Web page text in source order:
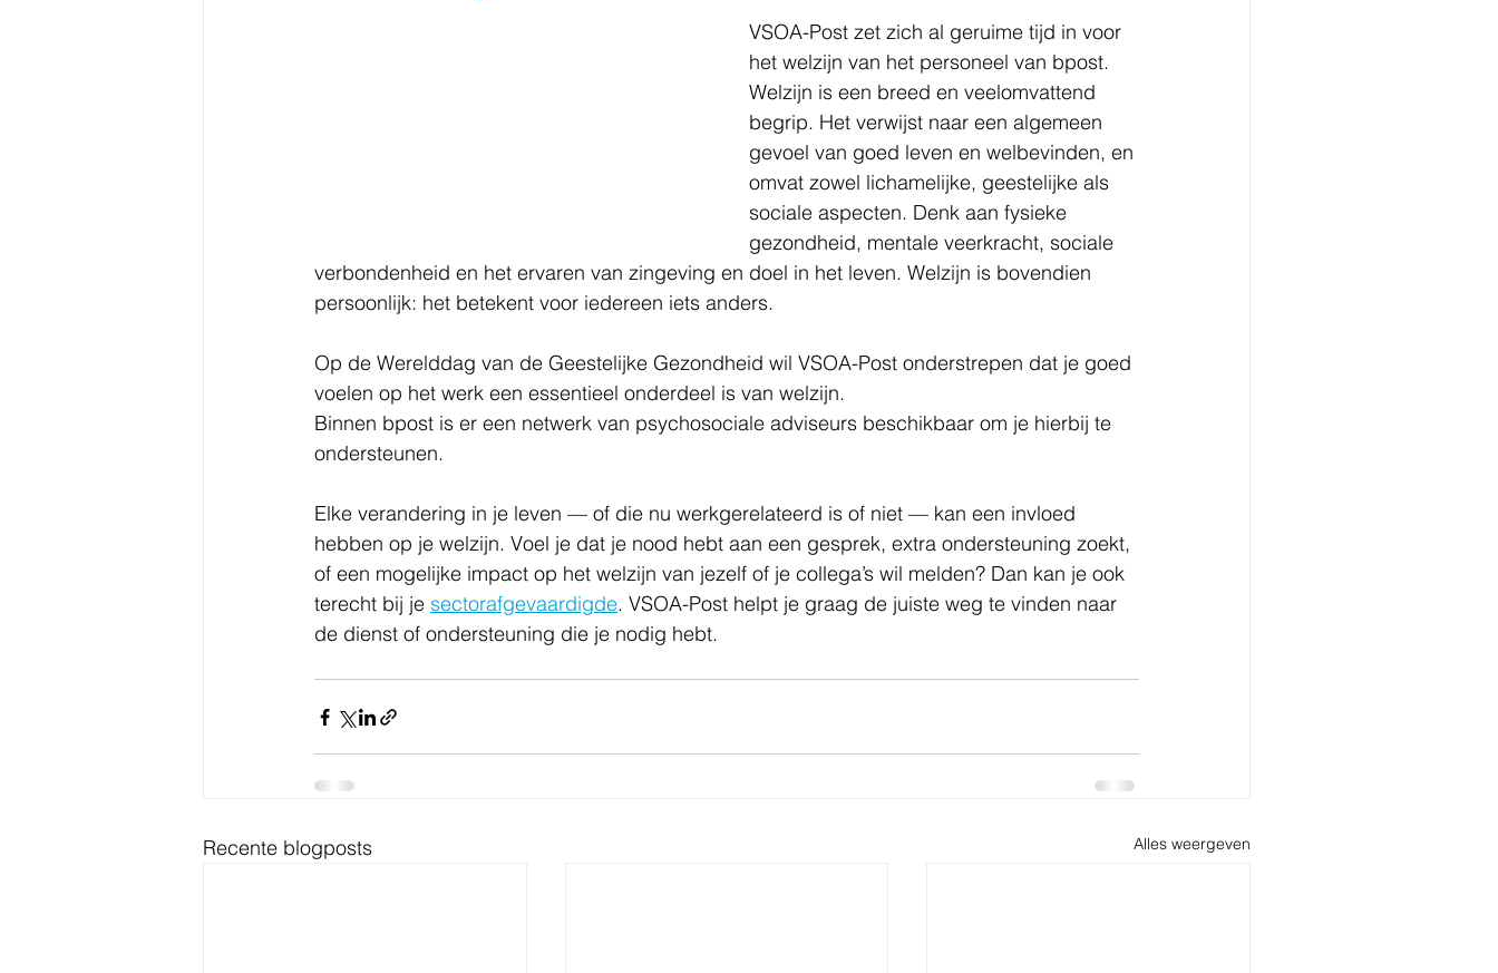
VSOA-Post zet zich al geruime tijd in voor
het welzijn van het personeel van bpost.
Welzijn is een breed en veelomvattend
begrip. Het verwijst naar een algemeen
gevoel van goed leven en welbevinden, en
omvat zowel lichamelijke, geestelijke als
sociale aspecten. Denk aan fysieke
gezondheid, mentale veerkracht, sociale
verbondenheid en het ervaren van zingeving en doel in het leven. Welzijn is bovendien
persoonlijk: het betekent voor iedereen iets anders.
Op de Werelddag van de Geestelijke Gezondheid wil VSOA-Post onderstrepen dat je goed
voelen op het werk een essentieel onderdeel is van welzijn.
Binnen bpost is er een netwerk van psychosociale adviseurs beschikbaar om je hierbij te
ondersteunen.
Elke verandering in je leven — of die nu werkgerelateerd is of niet — kan een invloed
hebben op je welzijn. Voel je dat je nood hebt aan een gesprek, extra ondersteuning zoekt,
of een mogelijke impact op het welzijn van jezelf of je collega’s wil melden? Dan kan je ook
terecht bij je sectorafgevaardigde. VSOA-Post helpt je graag de juiste weg te vinden naar
de dienst of ondersteuning die je nodig hebt.
Recente blogposts Alles weergeven